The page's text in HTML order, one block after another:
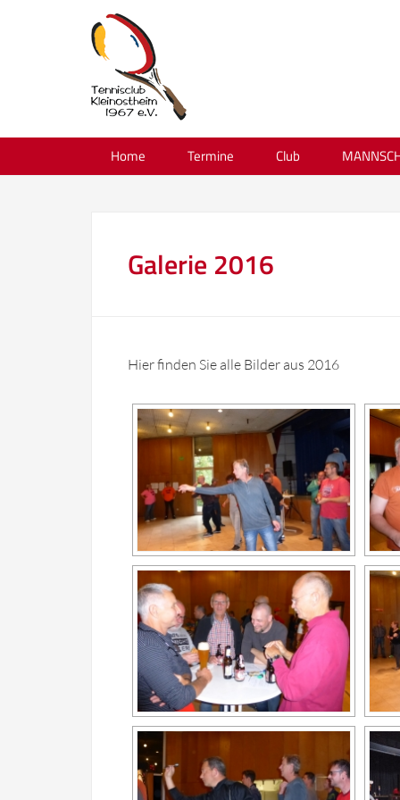
Home Termine Club
Galerie 2016
Hier finden Sie alle Bilder aus 2016